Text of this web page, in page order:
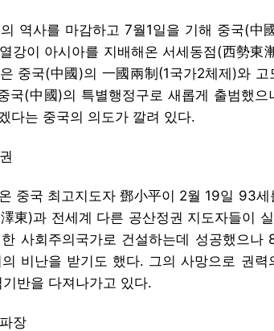
역사를 마감하고 7월1일을 기해 중국(中
강이 아시아를 지배해온 서세동점(西勢東
중국(中國)의 一國兩制(1국가2체제)와 고
국(中國)의 특별행정구로 새롭게 출범했으
다는 중국의 의도가 깔려 있다.
중국 최고지도자 鄧小平이 2월 19일 93세
東)과 전세계 다른 공산정권 지도자들이
사회주의국가로 건설하는데 성공했으나
비난을 받기도 했다. 그의 사망으로 권력
반을 다져나가고 있다.
장